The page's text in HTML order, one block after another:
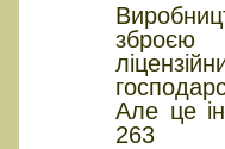
Але це
263